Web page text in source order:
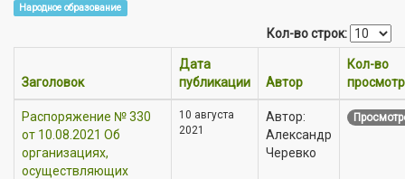
Народное образование
Кол-во строк:
Заголовок
Дата
публикации
Автор
Кол-во
Распоряжение № 330
от 10.08.2021 Об
организациях,
осуществляющих
10 августа
2021
Автор:
Александр
Черевко